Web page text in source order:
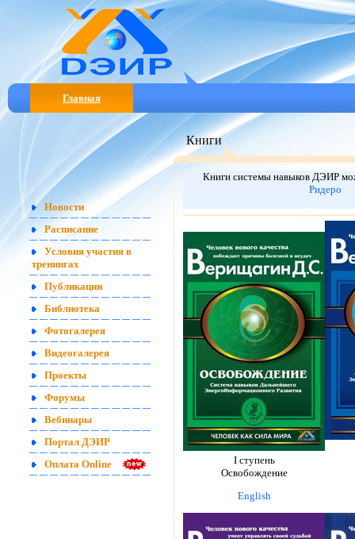
Главная
Новости
Расписание
Условия участия в
тренингах
Публикации
Библиотека
Фотогалерея
Видеогалерея
Проекты
Форумы
Вебинары
Портал ДЭИР
Оплата Online
Книги
Книги системы навыков ДЭИР
Ридеро
I ступень
Освобождение
English